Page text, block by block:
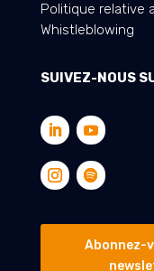
Politique relative
Whistleblowing
SUIVEZ-NOUS
Abonnez-